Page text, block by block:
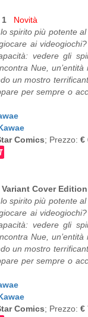
Novità
spirito più potente
ai
vedere gli
Nue,
un mostro
per sempre o
Comics; Prezzo: €
Cover
spirito più potente
ai
vedere gli
Nue,
un mostro
per sempre o
Comics; Prezzo: €